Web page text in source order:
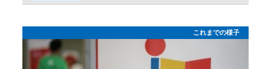
これまでの様子